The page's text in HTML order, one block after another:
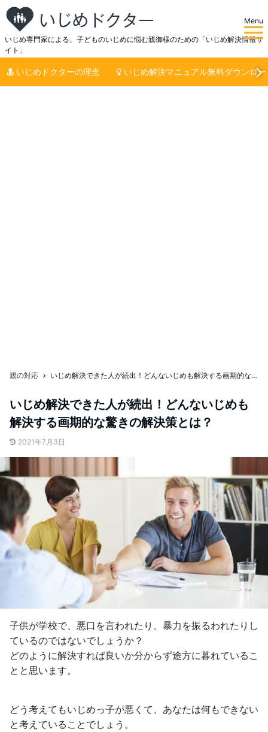
いじめ専門家による、子どものいじめに悩む親御様のための「いじめ解決情報サ
イト」
Menu
いじめドクターの理念 いじめ解決マニュアル無料ダウンロー
親の対応 いじめ解決できた人が続出！どんないじめも解決する画期的な驚きの解決策とは？
いじめ解決できた人が続出！どんないじめも
解決する画期的な驚きの解決策とは？
2021年7月3日
子供が学校で、悪口を言われたり、暴力を振るわれたりし
ているのではないでしょうか？
どのように解決すれば良いか分からず途方に暮れているこ
とと思います。
どう考えてもいじめっ子が悪くて、あなたは何もできない
と考えていることでしょう。